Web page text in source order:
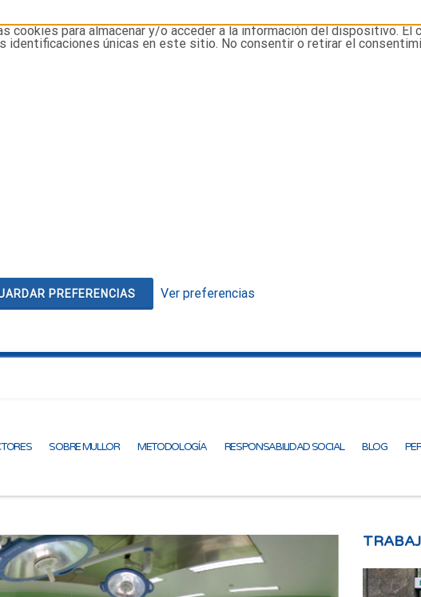
cookies para almacenar y/o acceder a la información del dispositivo.
identificaciones únicas en este sitio. No consentir o retirar el
PREFERENCIAS
Ver preferencias
SOBRE MULLOR METODOLOGÍA RESPONSABILIDAD SOCIAL BLOG